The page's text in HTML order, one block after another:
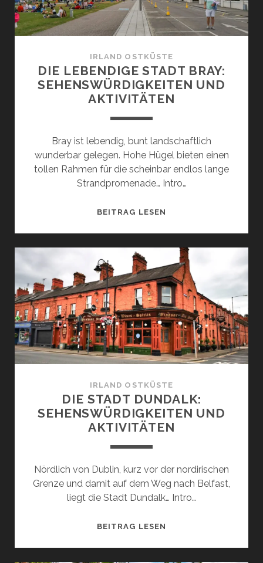
EIN
REISEFÜHRER
FÜR
IDYLLISCHE
STÄDTCHEN
IN
IRLAND OSTKÜSTE
DIE LEBENDIGE STADT BRAY:
SEHENSWÜRDIGKEITEN UND
AKTIVITÄTEN
Bray ist lebendig, bunt landschaftlich
wunderbar gelegen. Hohe Hügel bieten einen
tollen Rahmen für die scheinbar endlos lange
Strandpromenade… Intro…
BEITRAG LESEN
BRAY:
UND
AKTIVITÄTEN
IRLAND OSTKÜSTE
DIE STADT DUNDALK:
SEHENSWÜRDIGKEITEN UND
AKTIVITÄTEN
Nördlich von Dublin, kurz vor der nordirischen
Grenze und damit auf dem Weg nach Belfast,
liegt die Stadt Dundalk… Intro…
BEITRAG LESEN